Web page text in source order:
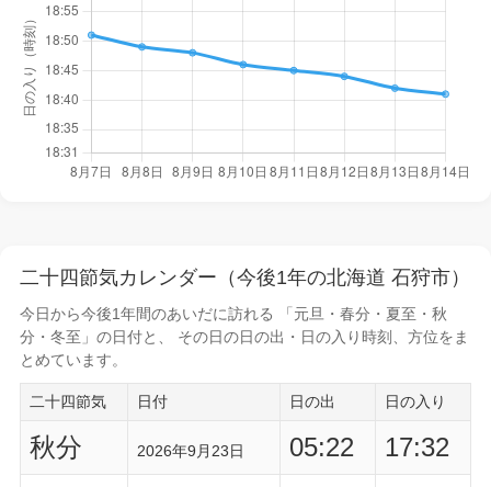
二十四節気カレンダー（今後1年の北海道 石狩市）
今日から今後1年間のあいだに訪れる 「元旦・春分・夏至・秋
分・冬至」の日付と、 その日の日の出・日の入り時刻
、方位をま
とめています。
二十四節気 日付 日の出 日の入り
秋分 2026年9月23日 05:22
17:32